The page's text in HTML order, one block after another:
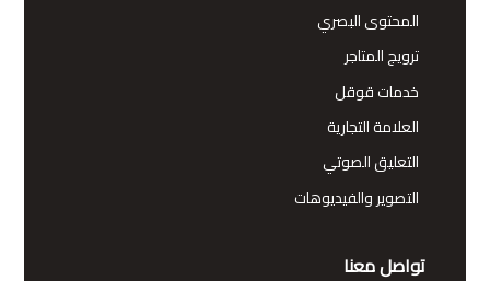
المحتوى البصري
ترويج المتاجر
خدمات قوقل
العلامة التجارية
التعليق الصوتي
التصوير والفيديوهات
تواصل معنا